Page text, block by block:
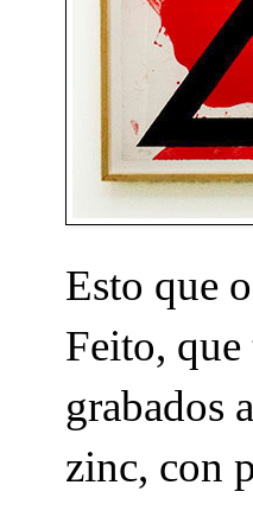
Esto que
Feito,
grabados
zinc, con